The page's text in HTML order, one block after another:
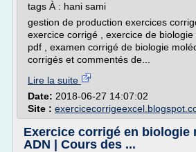
tags À : hani sami
gestion de production exercices
exercice corrigé , exercice de
pdf , examen corrigé de biologie
corrigés et commentés de...
Lire la suite
Date: 2018-06-27 14:07:02
Site :
Exercice corrigé en biologie
ADN | Cours des ...